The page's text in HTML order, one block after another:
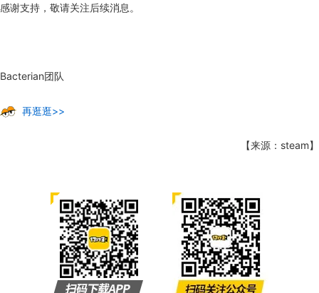
感谢支持，敬请关注后续消息。
Bacterian团队
再逛逛>>
【来源：steam】